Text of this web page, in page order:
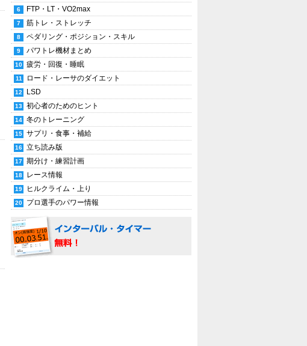
FTP・LT・VO2max
筋トレ・ストレッチ
ペダリング・ポジション・スキル
パワトレ機材まとめ
疲労・回復・睡眠
ロード・レーサのダイエット
LSD
初心者のためのヒント
冬のトレーニング
サプリ・食事・補給
立ち読み版
期分け・練習計画
レース情報
ヒルクライム・上り
プロ選手のパワー情報